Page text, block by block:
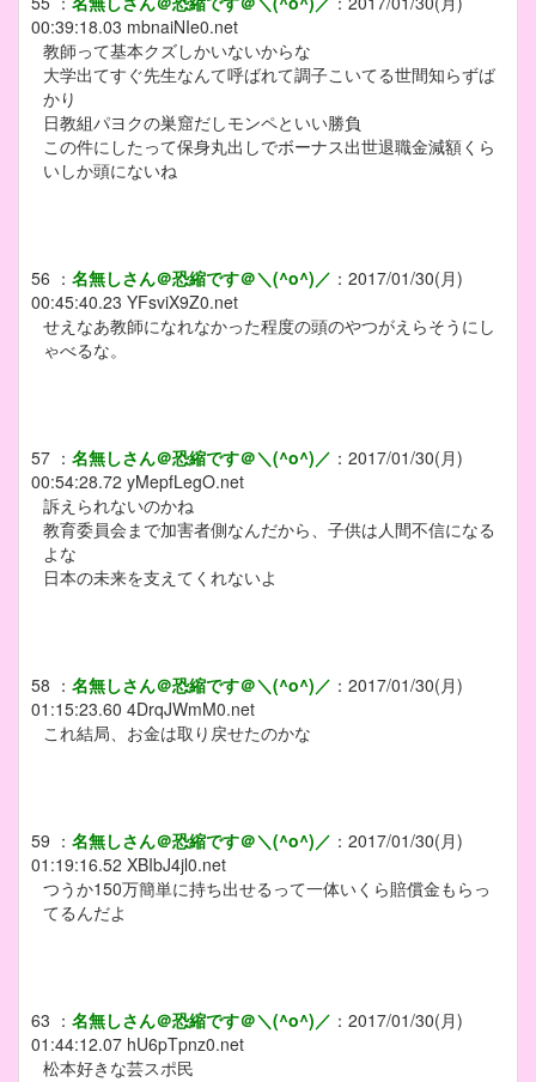
00:39:18.03 mbnaiNIe0.net
教師って基本クズしかいないからな
大学出てすぐ先生なんて呼ばれて調子こいてる世間知らずば
かり
日教組パヨクの巣窟だしモンペといい勝負
この件にしたって保身丸出しでボーナス出世退職金減額くら
いしか頭にないね
56 ： 名無しさん＠恐縮です＠＼(^o^)／ ： 2017/01/30(月)
00:45:40.23 YFsviX9Z0.net
せえなあ教師になれなかった程度の頭のやつがえらそうにし
ゃべるな。
57 ： 名無しさん＠恐縮です＠＼(^o^)／ ： 2017/01/30(月)
00:54:28.72 yMepfLegO.net
訴えられないのかね
教育委員会まで加害者側なんだから、子供は人間不信になる
よな
日本の未来を支えてくれないよ
58 ： 名無しさん＠恐縮です＠＼(^o^)／ ： 2017/01/30(月)
01:15:23.60 4DrqJWmM0.net
これ結局、お金は取り戻せたのかな
59 ： 名無しさん＠恐縮です＠＼(^o^)／ ： 2017/01/30(月)
01:19:16.52 XBIbJ4jl0.net
つうか150万簡単に持ち出せるって一体いくら賠償金もらっ
てるんだよ
63 ： 名無しさん＠恐縮です＠＼(^o^)／ ： 2017/01/30(月)
01:44:12.07 hU6pTpnz0.net
松本好きな芸スポ民